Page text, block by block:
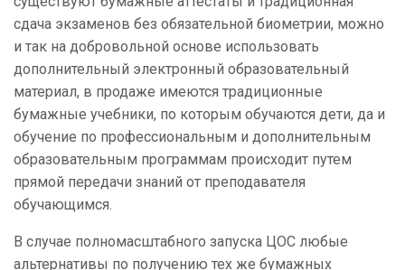
сдача экзаменов без обязательной биометрии, можно
и так на добровольной основе использовать
дополнительный электронный образовательный
материал, в продаже имеются традиционные
бумажные учебники, по которым обучаются дети, да и
обучение по профессиональным и дополнительным
образовательным программам происходит путем
прямой передачи знаний от преподавателя
обучающимся.
В случае полномасштабного запуска ЦОС любые
альтернативы по получению тех же бумажных